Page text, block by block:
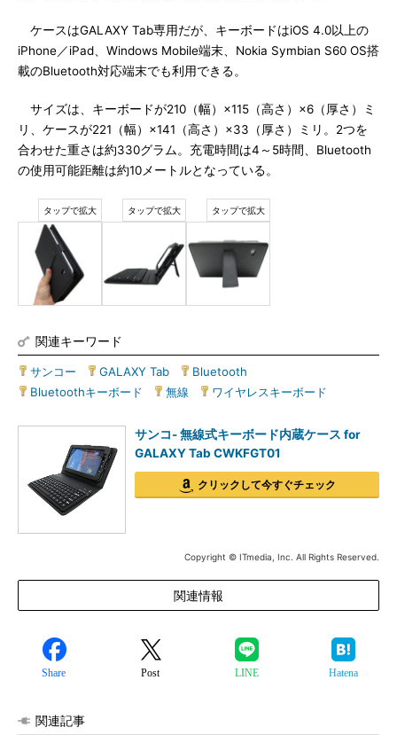
ケースはGALAXY Tab専用だが、キーボードはiOS 4.0以上の
iPhone／iPad、Windows Mobile端末、Nokia Symbian S60 OS搭
載のBluetooth対応端末でも利用できる。
サイズは、キーボードが210（幅）×115（高さ）×6（厚さ）ミ
リ、ケースが221（幅）×141（高さ）×33（厚さ）ミリ。2つを
合わせた重さは約330グラム。充電時間は4～5時間、Bluetooth
の使用可能距離は約10メートルとなっている。
関連キーワード
サンコー GALAXY Tab Bluetooth
Bluetoothキーボード
無線 ワイヤレスキーボード
サンコ- 無線式キーボード内蔵ケース for
GALAXY Tab CWKFGT01
クリックして今すぐチェック
Copyright © ITmedia, Inc. All Rights Reserved.
関連情報
Share Post LINE Hatena
関連記事